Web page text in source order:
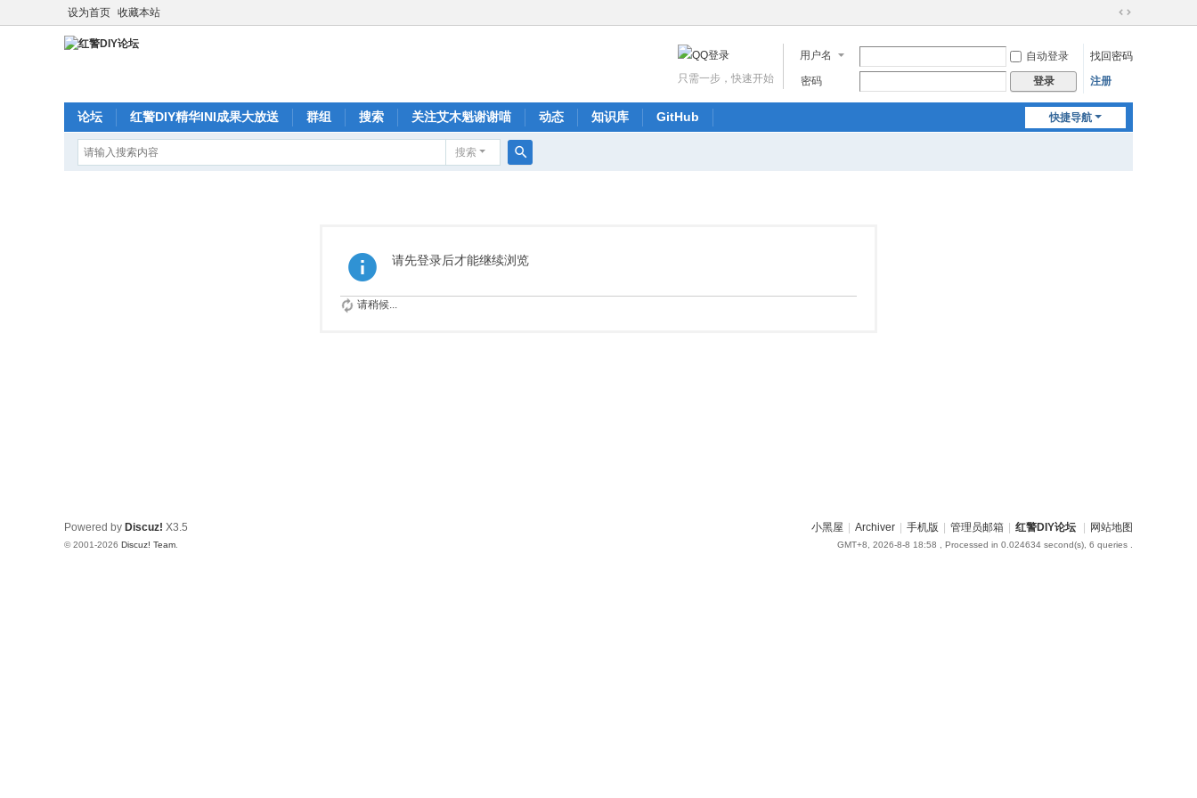
设为首页 收藏本站
切
到
用户名 自动登录
找回密码
密码
登录 注册
只需一步，快速开始
快捷导航
论坛 红警DIY精华INI成果大放送 群组 搜索 关注艾木魁谢谢喵 动态 知识库 GitHub
搜索
请先登录后才能继续浏览
请稍候...
小黑屋 Archiver 手机版 管理员邮箱 红警DIY论坛 网站地图
GMT+8, 2026-8-8 18:58 , Processed in 0.024634 second(s), 6 queries .
Powered by Discuz! X3.5
© 2001-2026 Discuz! Team